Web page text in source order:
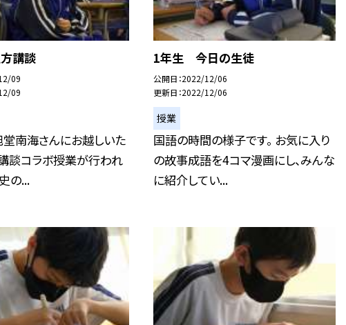
講談
09
09
南海さんにお越しいた
談コラボ授業が行われ
の...
1年生 今日の生徒
公開日 2022/12/06
更新日 2022/12/06
授業
国語の時間の様子です。 お気に入り
の故事成語を4コマ漫画にし、みんな
に紹介してい...